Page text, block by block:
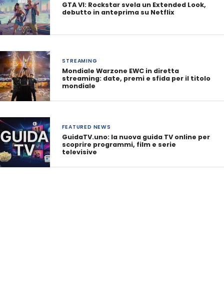
GTA VI: Rockstar svela un Extended Look,
debutto in anteprima su Netflix
STREAMING
Mondiale Warzone EWC in diretta
streaming: date, premi e sfida per il titolo
mondiale
FEATURED NEWS
GuidaTV.uno: la nuova guida TV online per
scoprire programmi, film e serie
televisive